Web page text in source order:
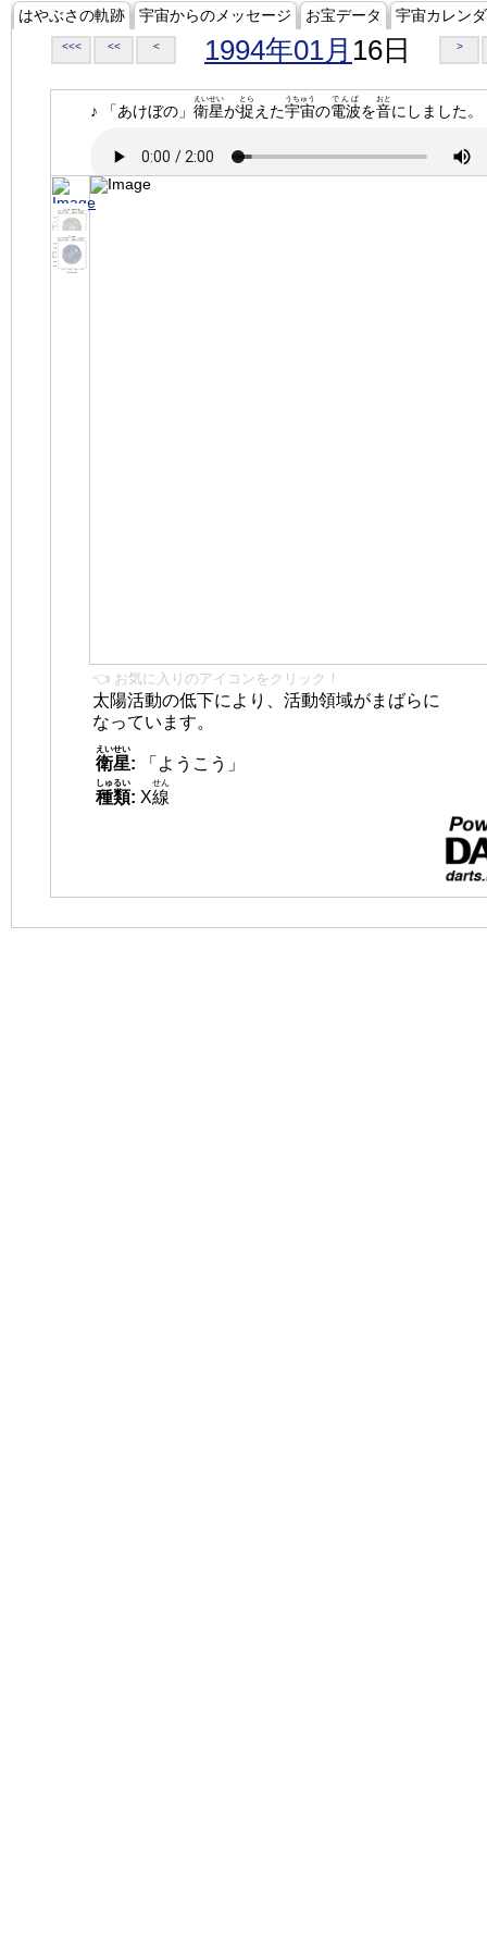
はやぶさの軌跡 宇宙からのメッセージ お宝データ 宇宙カレン
<<< << < 1994年01月 16日 >
♪ 「あけぼの」 衛星
えいせい
が捉
とら
えた宇宙
うちゅう
の電波
でんぱ
を音
おと
にしました。
👈 お気に入りのアイコンをクリック！
太陽活動の低下により、活動領域がまばらに
なっています。
衛星
えいせい
:
「ようこう」
種類
しゅるい
: X線
せん